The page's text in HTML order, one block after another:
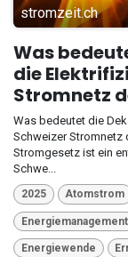
stromzeit.ch
Was
die
Stromnetz
Was bedeutet die
Schweizer Stromnetz
Stromgesetz ist ein
Schwe...
2025 Atomstrom
Energiemanagement
Energiewende